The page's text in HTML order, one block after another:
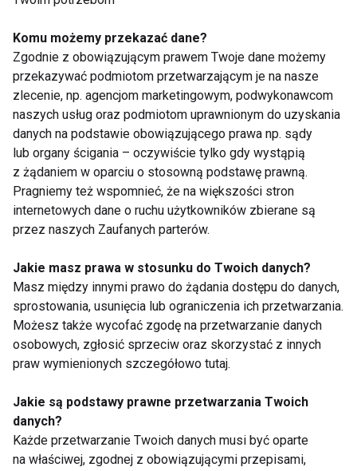
improwizować. Było również wiele zabawnych
szczęście kibice takie zdarzenia zawsze odbierają z
uśmiechem:)
Jakie cechy musi posiadać dziewczyna, która
chce zostać cheerleaderką?
Najważniejsze: musi kochać rytm i dobrze słyszeć
muzykę! Poza tym rozciągnięcie, kondycja i
koordynacja ruchowa,zdrowei zadbane ciało,
swoich możliwości.
Cheerleading w Polsce to chyba jeszcze
raczkująca dyscyplina, skąd czerpiecie inspiracje
dla swoich pokazów?
Przede wszystkim mamy wszechstronnych
choreografów i bierzemy udział w warsztatach
tanecznych. Nasze układy są różnorodne aby
Komu możemy przekazać dane?
Zgodnie z obowiązującym prawem Twoje dane możemy
przekazywać podmiotom przetwarzającym je na nasze
zlecenie, np. agencjom marketingowym, podwykonawcom
naszych usług oraz podmiotom uprawnionym do uzyskania
danych na podstawie obowiązującego prawa np. sądy
lub organy ścigania – oczywiście tylko gdy wystąpią
z żądaniem w oparciu o stosowną podstawę prawną.
Pragniemy też wspomnieć, że na większości stron
internetowych dane o ruchu użytkowników zbierane są
przez naszych Zaufanych parterów.
Jakie masz prawa w stosunku do Twoich danych?
Masz między innymi prawo do żądania dostępu do danych,
sprostowania, usunięcia lub ograniczenia ich przetwarzania.
Możesz także wycofać zgodę na przetwarzanie danych
osobowych, zgłosić sprzeciw oraz skorzystać z innych
praw wymienionych szczegółowo tutaj.
Jakie są podstawy prawne przetwarzania Twoich
danych?
Każde przetwarzanie Twoich danych musi być oparte
na właściwej, zgodnej z obowiązującymi przepisami,